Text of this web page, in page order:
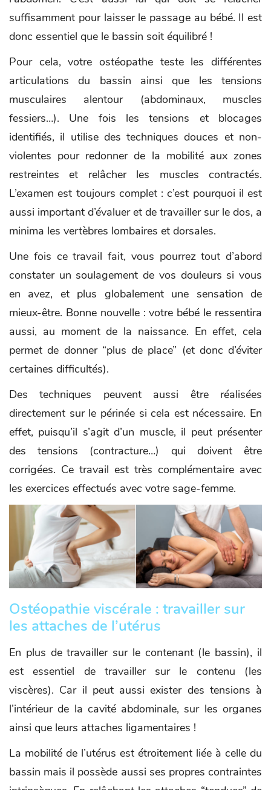
suffisamment pour laisser le passage au bébé. Il est
donc essentiel que le bassin soit équilibré !
Pour cela, votre ostéopathe teste les différentes
articulations du bassin ainsi que les tensions
musculaires alentour (abdominaux, muscles
fessiers…). Une fois les tensions et blocages
identifiés, il utilise des techniques douces et non-
violentes pour redonner de la mobilité aux zones
restreintes et relâcher les muscles contractés.
L’examen est toujours complet : c’est pourquoi il est
aussi important d’évaluer et de travailler sur le dos, a
minima les vertèbres lombaires et dorsales.
Une fois ce travail fait, vous pourrez tout d’abord
constater un soulagement de vos douleurs si vous
en avez, et plus globalement une sensation de
mieux-être. Bonne nouvelle : votre bébé le ressentira
aussi, au moment de la naissance. En effet, cela
permet de donner “plus de place” (et donc d’éviter
certaines difficultés).
Des techniques peuvent aussi être réalisées
directement sur le périnée si cela est nécessaire. En
effet, puisqu’il s’agit d’un muscle, il peut présenter
des tensions (contracture…) qui doivent être
corrigées. Ce travail est très complémentaire avec
les exercices effectués avec votre sage-femme.
Ostéopathie viscérale : travailler sur
les attaches de l’utérus
En plus de travailler sur le contenant (le bassin), il
est essentiel de travailler sur le contenu (les
viscères). Car il peut aussi exister des tensions à
l’intérieur de la cavité abdominale, sur les organes
ainsi que leurs attaches ligamentaires !
La mobilité de l’utérus est étroitement liée à celle du
bassin mais il possède aussi ses propres contraintes